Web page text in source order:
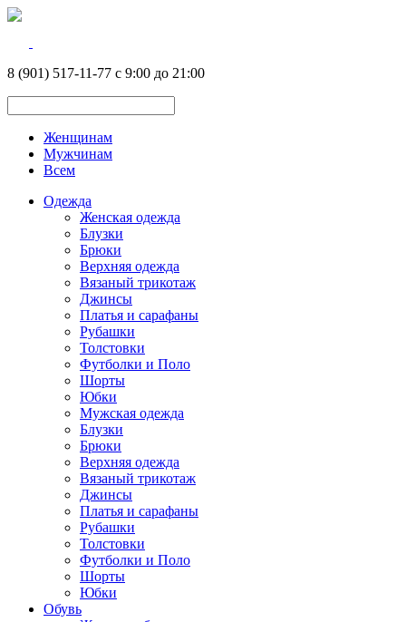
8 (901) 517-11-77 с 9:00 до 21:00
Женщинам
Мужчинам
Всем
Одежда
Женская одежда
Блузки
Брюки
Верхняя одежда
Вязаный трикотаж
Джинсы
Платья и сарафаны
Рубашки
Толстовки
Футболки и Поло
Шорты
Юбки
Мужская одежда
Блузки
Брюки
Верхняя одежда
Вязаный трикотаж
Джинсы
Платья и сарафаны
Рубашки
Толстовки
Футболки и Поло
Шорты
Юбки
Обувь